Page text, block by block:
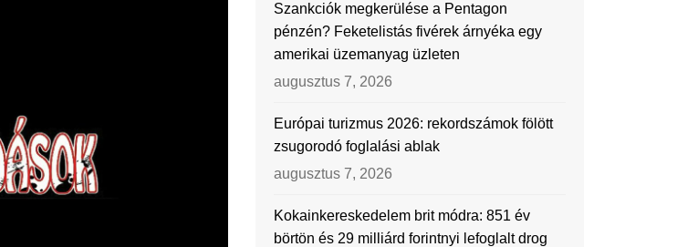
Szankciók megkerülése a Pentagon
pénzén? Feketelistás fivérek árnyéka egy
amerikai üzemanyag üzleten
augusztus 7, 2026
Európai turizmus 2026: rekordszámok fölött
zsugorodó foglalási ablak
augusztus 7, 2026
Kokainkereskedelem brit módra: 851 év
börtön és 29 milliárd forintnyi lefoglalt drog